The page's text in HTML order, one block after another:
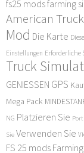
fs25 modsfarming
American
Mod Die Karte
Einstellungen Erforderliche
Truck
GENIESSEN GPS
Mega Pack
NG Platzieren Sie
Sie Verwenden Sie
FS 25 mods